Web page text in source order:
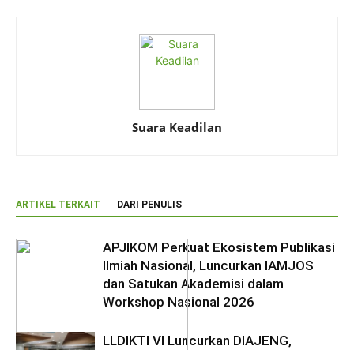
Suara Keadilan
ARTIKEL TERKAIT DARI PENULIS
APJIKOM Perkuat Ekosistem Publikasi
Ilmiah Nasional, Luncurkan IAMJOS
dan Satukan Akademisi dalam
Workshop Nasional 2026
LLDIKTI VI Luncurkan DIAJENG,